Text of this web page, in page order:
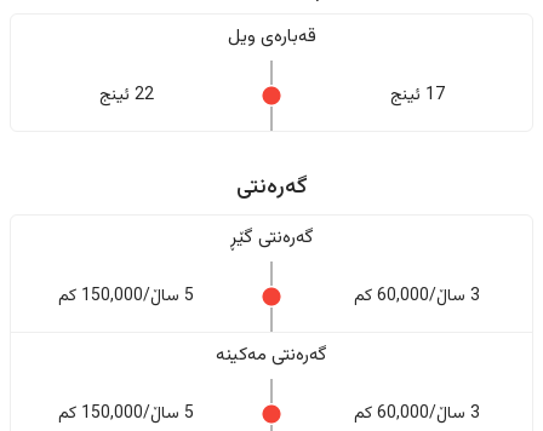
قەبارەی ویل
17 ئینج 22 ئینج
گەرەنتی
گەرەنتی گێڕ
3 ساڵ/60,000 کم 5 ساڵ/150,000 کم
گەرەنتی مەکینە
3 ساڵ/60,000 کم 5 ساڵ/150,000 کم